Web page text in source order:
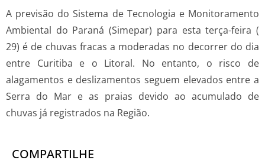
A previsão do Sistema de Tecnologia e Monitoramento
Ambiental do Paraná (Simepar) para esta terça-feira (
29) é de chuvas fracas a moderadas no decorrer do dia
entre Curitiba e o Litoral. No entanto, o risco de
alagamentos e deslizamentos seguem elevados entre a
Serra do Mar e as praias devido ao acumulado de
chuvas já registrados na Região.
COMPARTILHE